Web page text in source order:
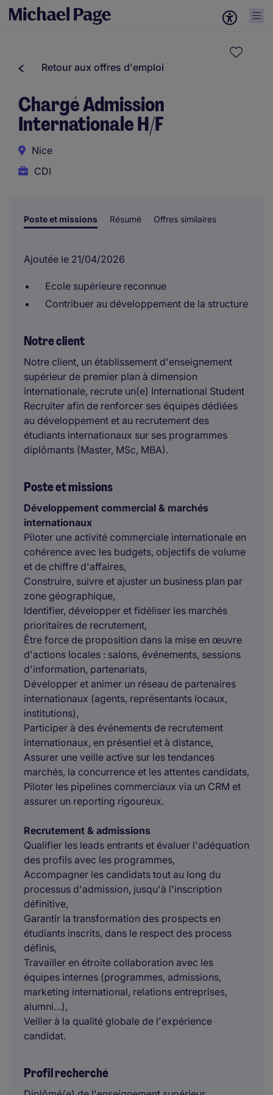
Retour aux offres d'emploi
Chargé Admission
Internationale H/F
Nice
CDI
Poste et missions Résumé Offres similaires
Ajoutée le 21/04/2026
Ecole supérieure reconnue
Contribuer au développement de la structure
Notre client
Notre client, un établissement d'enseignement
supérieur de premier plan à dimension
internationale, recrute un(e) International Student
Recruiter afin de renforcer ses équipes dédiées
au développement et au recrutement des
étudiants internationaux sur ses programmes
diplômants (Master, MSc, MBA).
Poste et missions
Développement commercial & marchés
internationaux
Piloter une activité commerciale internationale en
cohérence avec les budgets, objectifs de volume
et de chiffre d'affaires,
Construire, suivre et ajuster un business plan par
zone géographique,
Identifier, développer et fidéliser les marchés
prioritaires de recrutement,
Être force de proposition dans la mise en œuvre
d'actions locales : salons, événements, sessions
d'information, partenariats,
Développer et animer un réseau de partenaires
internationaux (agents, représentants locaux,
institutions),
Participer à des événements de recrutement
internationaux, en présentiel et à distance,
Assurer une veille active sur les tendances
marchés, la concurrence et les attentes candidats,
Piloter les pipelines commerciaux via un CRM et
assurer un reporting rigoureux.
Recrutement & admissions
Qualifier les leads entrants et évaluer l'adéquation
des profils avec les programmes,
Accompagner les candidats tout au long du
processus d'admission, jusqu'à l'inscription
définitive,
Garantir la transformation des prospects en
étudiants inscrits, dans le respect des process
définis,
Travailler en étroite collaboration avec les
équipes internes (programmes, admissions,
marketing international, relations entreprises,
alumni…),
Veiller à la qualité globale de l'expérience
candidat.
Profil recherché